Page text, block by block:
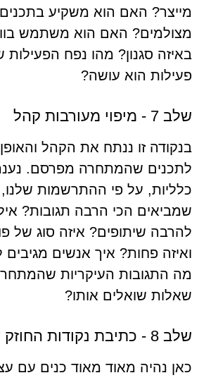
מייצר? האם הוא משקיע בתכנים
מצולמים? האם הוא משתמש
באיזה סגנון? מהו נפח הפעילות
פעילות הוא עושה?
שלב 7 - מיפוי מעורבות קהל
בנקודה זו ננתח את הקהל
לתכנים שהמתחרה מפרסם.
כלליות, על פי ההתרשמות
שמביאים הכי הרבה תגובות?
להרבה שיתופים? איזה סוג של
ואיזה פחות? איך אנשים מגיבים
מה התגובות העיקריות
שאלות שואלים אותו?
שלב 8 - כתיבת נקודות החוזק של המתחרה
כאן נהיה מאוד מאוד כנים עם